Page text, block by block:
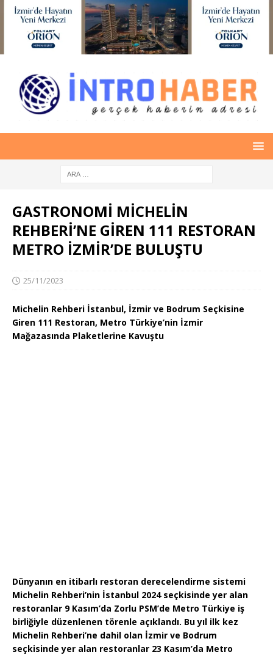
GASTRONOMİ MİCHELİN
REHBERİ’NE GİREN 111 RESTORAN
METRO İZMİR’DE BULUŞTU
25/11/2023
Michelin Rehberi İstanbul, İzmir ve Bodrum Seçkisine
Giren 111 Restoran, Metro Türkiye’nin İzmir
Mağazasında Plaketlerine Kavuştu
Dünyanın en itibarlı restoran derecelendirme sistemi
Michelin Rehberi’nin İstanbul 2024 seçkisinde yer alan
restoranlar 9 Kasım’da Zorlu PSM’de Metro Türkiye iş
birliğiyle düzenlenen törenle açıklandı. Bu yıl ilk kez
Michelin Rehberi’ne dahil olan İzmir ve Bodrum
seçkisinde yer alan restoranlar 23 Kasım’da Metro